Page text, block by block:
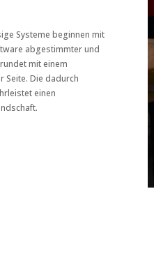
Systeme beginnen mit
abgestimmter und
mit einem
Seite. Die dadurch
einen